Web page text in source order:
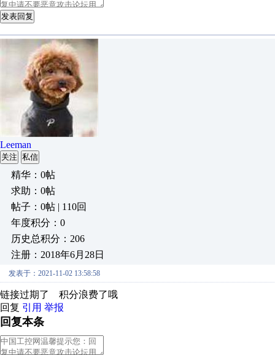
发表回复
Leeman
关注 私信
精华：0帖
求助：0帖
帖子：0帖 | 110回
年度积分：0
历史总积分：206
注册：2018年6月28日
发表于：2021-11-02 13:58:58
链接过期了 积分浪费了哦
回复 引用 举报
回复本条